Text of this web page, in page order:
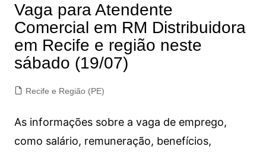
Vaga para Atendente
Comercial em RM Distribuidora
em Recife e região neste
sábado (19/07)
Recife e Região (PE)
As informações sobre a vaga de emprego,
como salário, remuneração, benefícios,